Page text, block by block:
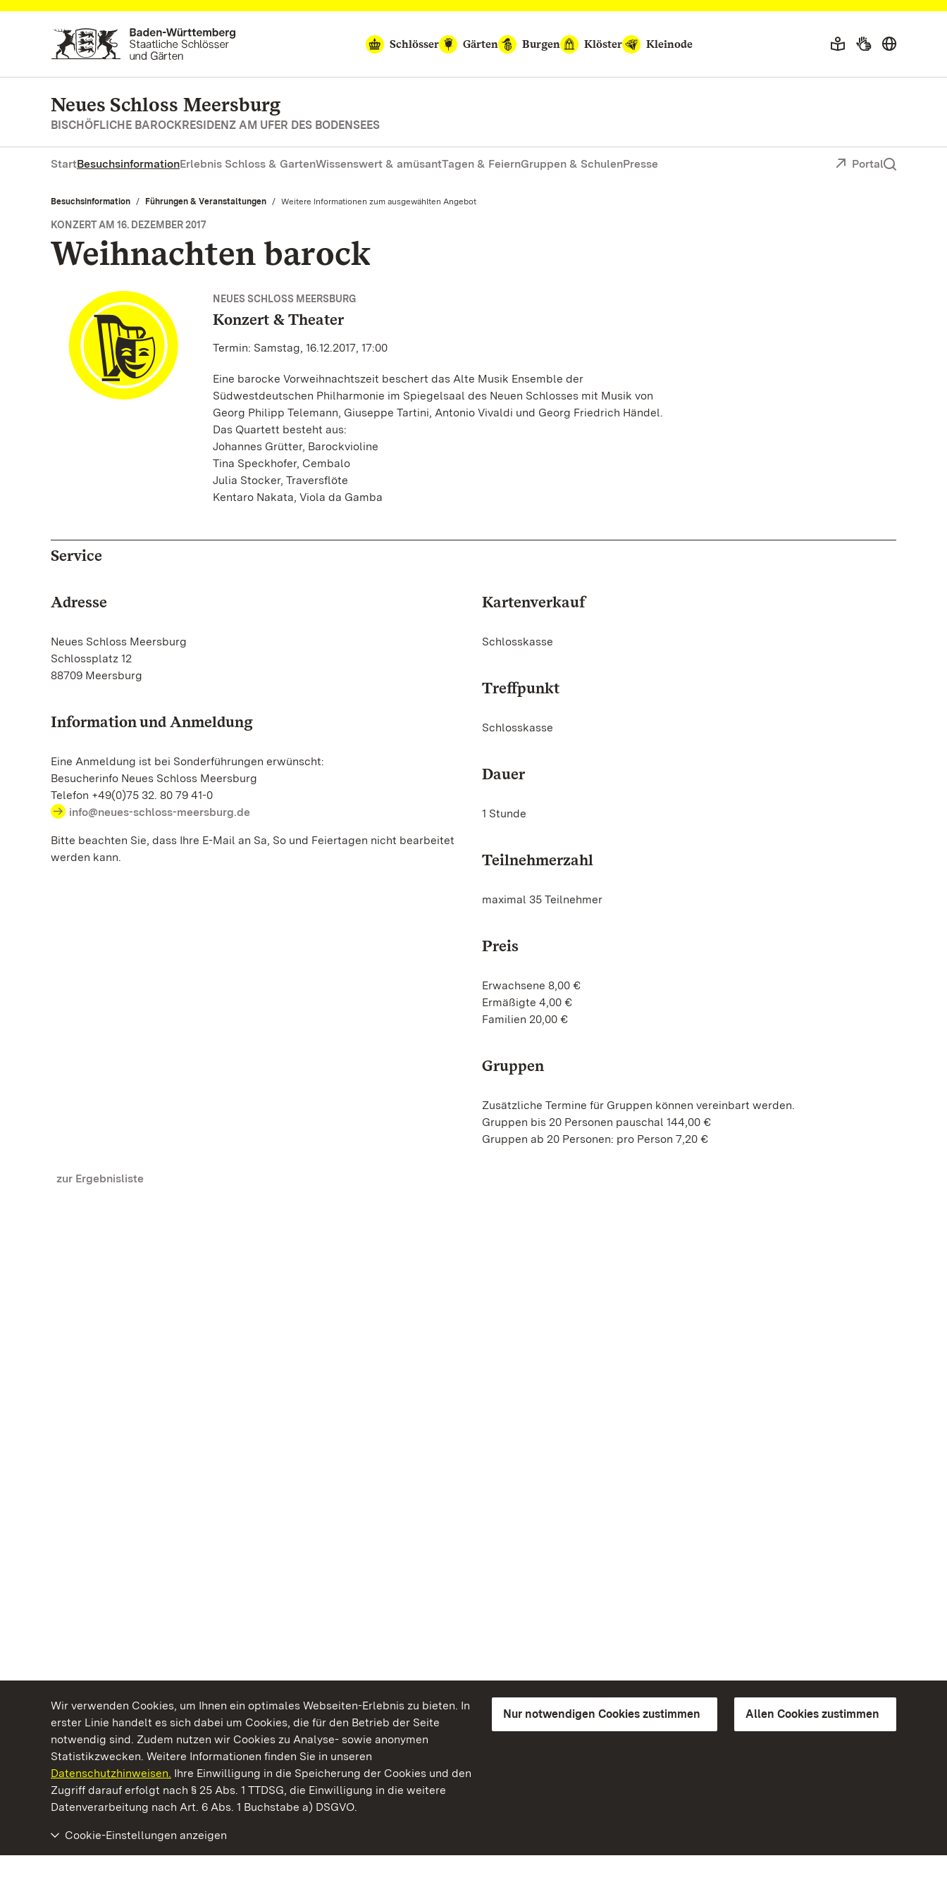
Wir verwenden Cookies, um Ihnen ein optimales Webseiten-Erlebnis zu bieten. In
erster Linie handelt es sich dabei um Cookies, die für den Betrieb der Seite
notwendig sind. Zudem nutzen wir Cookies zu Analyse- sowie anonymen
Statistikzwecken. Weitere Informationen finden Sie in unseren
Datenschutzhinweisen. Ihre Einwilligung in die Speicherung der Cookies und den
Zugriff darauf erfolgt nach § 25 Abs. 1 TTDSG, die Einwilligung in die weitere
Datenverarbeitung nach Art. 6 Abs. 1 Buchstabe a) DSGVO.
Nur notwendigen Cookies zustimmen Allen Cookies zustimmen
Cookie-Einstellungen anzeigen
Zum Hauptinhalt springen
Schlösser
Gärten Burgen Klöster Kleinode
Neues Schloss Meersburg
BISCHÖFLICHE BAROCKRESIDENZ AM UFER DES BODENSEES
StartBesuchsinformationErlebnis Schloss & GartenWissenswert & amüsantTagen & FeiernGruppen & SchulenPresse Portal
Besuchsinformation Führungen & Veranstaltungen Aktuell:
Weitere Informationen zum ausgewählten Angebot
KONZERT AM 16. DEZEMBER 2017
Weihnachten barock
NEUES SCHLOSS MEERSBURG
Konzert & Theater
Termin: Samstag, 16.12.2017, 17:00
Eine barocke Vorweihnachtszeit beschert das Alte Musik Ensemble der
Südwestdeutschen Philharmonie im Spiegelsaal des Neuen Schlosses mit Musik von
Georg Philipp Telemann, Giuseppe Tartini, Antonio Vivaldi und Georg Friedrich Händel.
Das Quartett besteht aus:
Johannes Grütter, Barockvioline
Tina Speckhofer, Cembalo
Julia Stocker, Traversflöte
Kentaro Nakata, Viola da Gamba
Service
Adresse
Neues Schloss Meersburg
Schlossplatz 12
88709 Meersburg
Information und Anmeldung
Eine Anmeldung ist bei Sonderführungen erwünscht:
Besucherinfo Neues Schloss Meersburg
Telefon +49(0)75 32. 80 79 41-0
info@neues-schloss-meersburg.de
Bitte beachten Sie, dass Ihre E-Mail an Sa, So und Feiertagen nicht bearbeitet
werden kann.
Kartenverkauf
Schlosskasse
Treffpunkt
Schlosskasse
Dauer
1 Stunde
Teilnehmerzahl
maximal 35 Teilnehmer
Preis
Erwachsene 8,00 €
Ermäßigte 4,00 €
Familien 20,00 €
Gruppen
Zusätzliche Termine für Gruppen können vereinbart werden.
Gruppen bis 20 Personen pauschal 144,00 €
Gruppen ab 20 Personen: pro Person 7,20 €
zur Ergebnisliste
Kommen. Staunen. Genießen.